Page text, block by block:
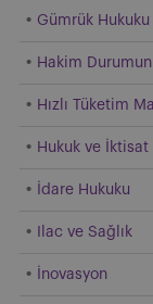
Gümrük Hukuku
Hakim
Hızlı Tüketim
Hukuk ve İktisat
İdare Hukuku
Ilac ve Sağlık
İnovasyon